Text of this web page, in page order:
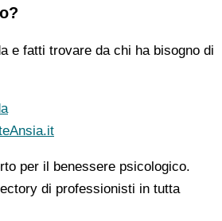
e fatti trovare da chi ha bisogno di
per il benessere psicologico.
di professionisti in tutta